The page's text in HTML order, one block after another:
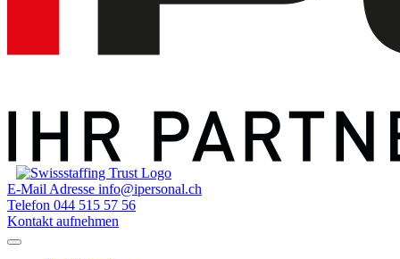
E-Mail Adresse info@ipersonal.ch
Telefon 044 515 57 56
Kontakt aufnehmen